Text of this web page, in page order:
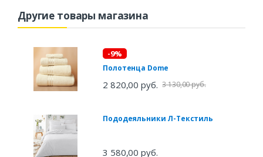
Другие товары магазина
-9%
Полотенца Dome
2 820,00 руб. 3 130,00 руб.
Пододеяльники Л-Текстиль
3 580,00 руб.